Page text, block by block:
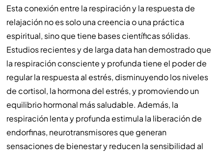
Esta conexión entre la respiración y la respuesta de
relajación no es solo una creencia o una práctica
espiritual, sino que tiene bases científicas sólidas.
Estudios recientes y de larga data han demostrado que
la respiración consciente y profunda tiene el poder de
regular la respuesta al estrés, disminuyendo los niveles
de cortisol, la hormona del estrés, y promoviendo un
equilibrio hormonal más saludable. Además, la
respiración lenta y profunda estimula la liberación de
endorfinas, neurotransmisores que generan
sensaciones de bienestar y reducen la sensibilidad al